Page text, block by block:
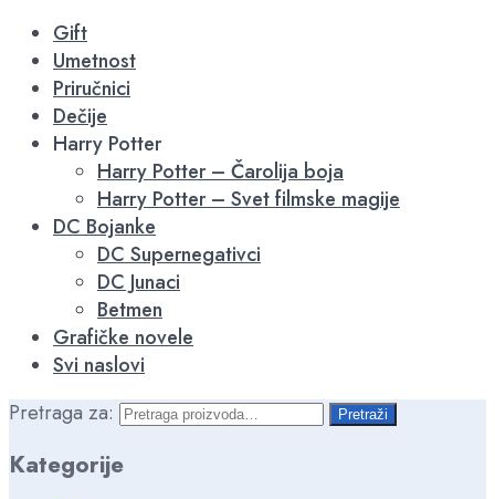
Gift
Umetnost
Priručnici
Dečije
Harry Potter
Harry Potter – Čarolija boja
Harry Potter – Svet filmske magije
DC Bojanke
DC Supernegativci
DC Junaci
Betmen
Grafičke novele
Svi naslovi
Pretraga za:
Pretraži
Kategorije